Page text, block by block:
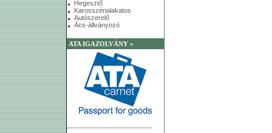
Hegesztő
Karosszérialakatos
Autószerelő
Ács-állványozó
ATA IGAZOLVÁNY »